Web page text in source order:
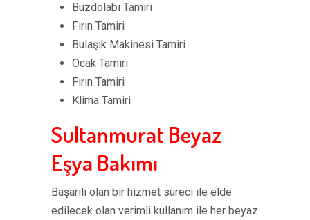
Buzdolabı Tamiri
Fırın Tamiri
Bulaşık Makinesi Tamiri
Ocak Tamiri
Fırın Tamiri
Klima Tamiri
Sultanmurat Beyaz
Eşya Bakımı
Başarılı olan bir hizmet süreci ile elde
edilecek olan verimli kullanım ile her beyaz